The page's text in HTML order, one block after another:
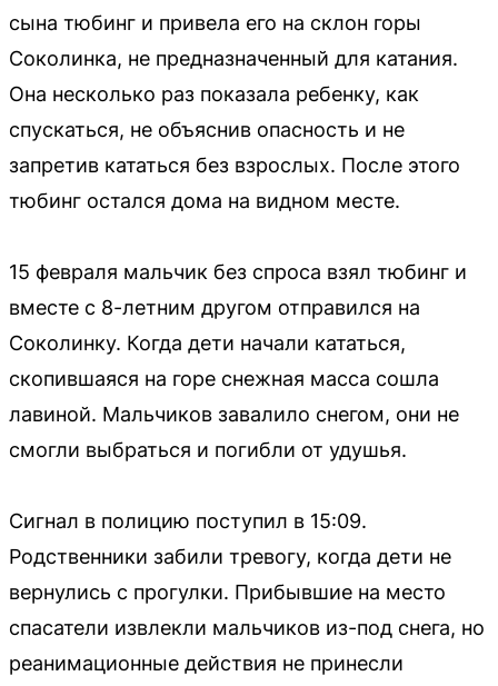
сына тюбинг и привела его на склон горы
Соколинка, не предназначенный для катания.
Она несколько раз показала ребенку, как
спускаться, не объяснив опасность и не
запретив кататься без взрослых. После этого
тюбинг остался дома на видном месте.
15 февраля мальчик без спроса взял тюбинг и
вместе с 8-летним другом отправился на
Соколинку. Когда дети начали кататься,
скопившаяся на горе снежная масса сошла
лавиной. Мальчиков завалило снегом, они не
смогли выбраться и погибли от удушья.
Сигнал в полицию поступил в 15:09.
Родственники забили тревогу, когда дети не
вернулись с прогулки. Прибывшие на место
спасатели извлекли мальчиков из-под снега, но
реанимационные действия не принесли